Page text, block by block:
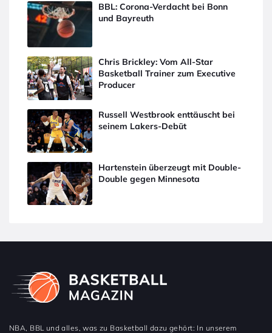
BBL: Corona-Verdacht bei Bonn
und Bayreuth
Chris Brickley: Vom All-Star
Basketball Trainer zum Executive
Producer
Russell Westbrook enttäuscht bei
seinem Lakers-Debüt
Hartenstein überzeugt mit Double-
Double gegen Minnesota
NBA, BBL und alles, was zu Basketball dazu gehört: In unserem